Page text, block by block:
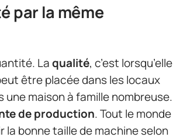
par la même
Laqualité, c’est lorsqu’elle
être placée dans les locaux
maison à famille nombreuse.
de production. Tout le monde
bonne taille de machine selon